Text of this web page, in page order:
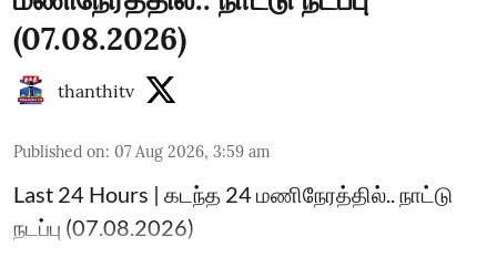
(07.08.2026)
thanthitv
Published on: 07 Aug 2026, 3:59 am
Last 24 Hours | கடந்த 24 மணிநேரத்தில்.. நாட்டு
நடப்பு (07.08.2026)